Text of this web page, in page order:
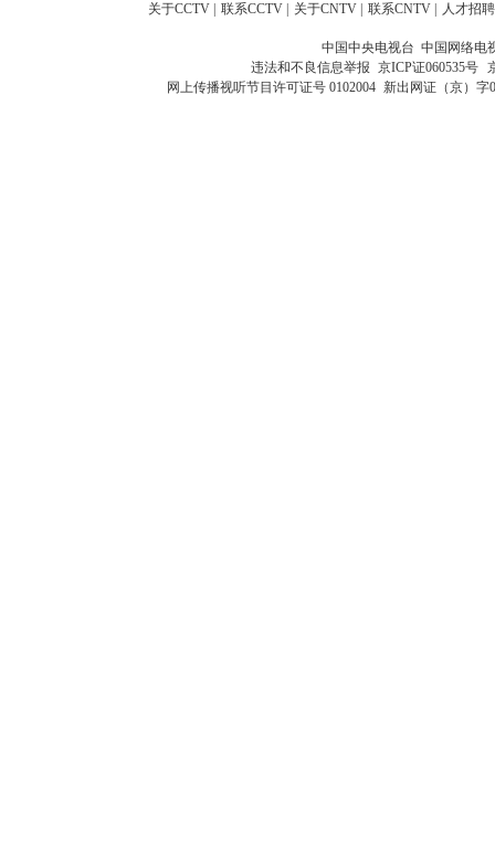
关于CCTV 联系CCTV 关于CNTV 联系CNTV 人才招聘
中国中央电视台 中国网络电
违法和不良信息举报 京ICP证060535号
网上传播视听节目许可证号 0102004 新出网证（京）